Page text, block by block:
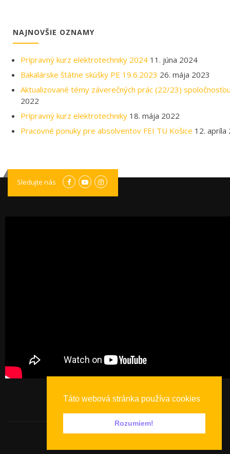
Táto webová stránka používa cookies
Rozumiem!
NAJNOVŠIE OZNAMY
Prípravný kurz elektrotechniky 2024 11. júna 2024
Bakalárske štátne skúšky PE 19.6.2023 26. mája 2023
Aktualizované témy záverečných prác (22/23)
2022
Prípravný kurz elektrotechniky 18. mája 2022
Pracovné ponuky pre absolventov FEI TU Košice 12. apríla
Sledujte nás